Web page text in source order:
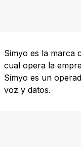
Simyo es la marca
cual opera la
Simyo es un
voz y datos.